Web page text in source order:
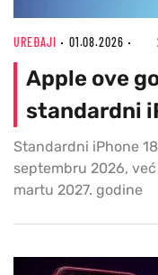
UREĐAJI 01.08.2026
Apple ove
standardni
Standardni iPhone
septembru 2026,
martu 2027. godine